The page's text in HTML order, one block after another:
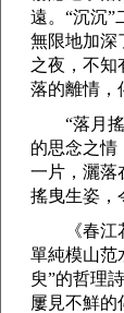
遠。“沉沉”
無限地加深
之夜，不知
落的離情
“落月搖
的思念之情
一片，灑落
搖曳生姿，
《春江花
單純模山范
臾”的哲理
屢見不鮮